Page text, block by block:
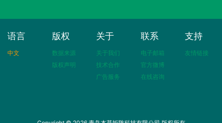
语言
中文
版权
数据来源
版权声明
关于
关于我们
技术合作
广告服务
联系
电子邮箱
官方微博
在线咨询
支持
友情链接